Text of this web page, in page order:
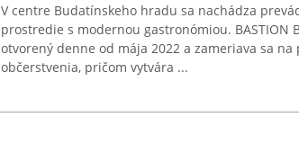
V centre Budatínskeho hradu sa nachádza
prostredie s modernou gastronómiou. BASTION
otvorený denne od mája 2022 a zameriava sa
občerstvenia, pričom vytvára ...